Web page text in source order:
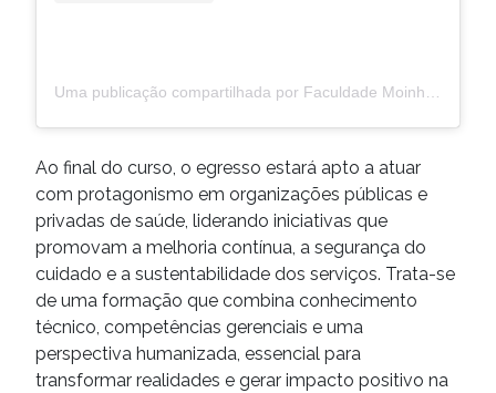
Ao final do curso, o egresso estará apto a atuar
com protagonismo em organizações públicas e
privadas de saúde, liderando iniciativas que
promovam a melhoria contínua, a segurança do
cuidado e a sustentabilidade dos serviços. Trata-se
de uma formação que combina conhecimento
técnico, competências gerenciais e uma
perspectiva humanizada, essencial para
transformar realidades e gerar impacto positivo na